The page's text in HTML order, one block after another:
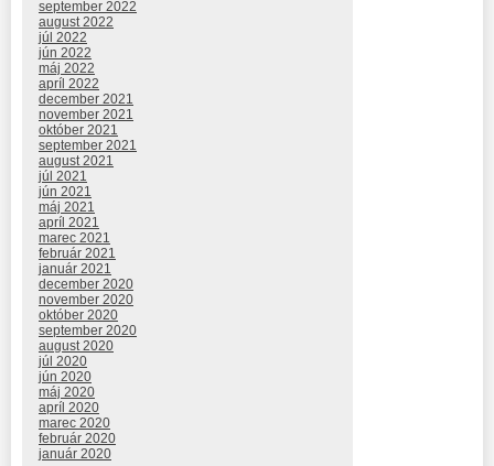
september 2022
august 2022
júl 2022
jún 2022
máj 2022
apríl 2022
december 2021
november 2021
október 2021
september 2021
august 2021
júl 2021
jún 2021
máj 2021
apríl 2021
marec 2021
február 2021
január 2021
december 2020
november 2020
október 2020
september 2020
august 2020
júl 2020
jún 2020
máj 2020
apríl 2020
marec 2020
február 2020
január 2020